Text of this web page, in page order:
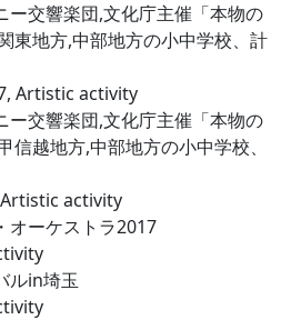
ー交響楽団,文化庁主催「本物の
東地方,中部地方の小中学校、計
Artistic activity
ー交響楽団,文化庁主催「本物の
信越地方,中部地方の小中学校、
Artistic activity
オーケストラ2017
ルin埼玉